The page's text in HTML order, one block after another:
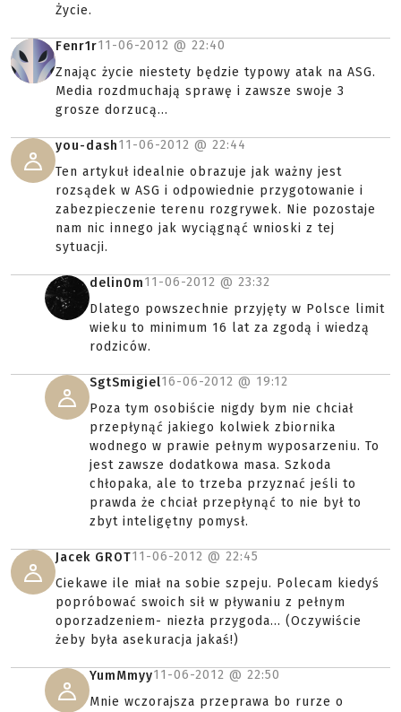
Życie.
Fenr1r11-06-2012 @ 22:40
Znając życie niestety będzie typowy atak na ASG.
Media rozdmuchają sprawę i zawsze swoje 3
grosze dorzucą...
you-dash11-06-2012 @ 22:44
Ten artykuł idealnie obrazuje jak ważny jest
rozsądek w ASG i odpowiednie przygotowanie i
zabezpieczenie terenu rozgrywek. Nie pozostaje
nam nic innego jak wyciągnąć wnioski z tej
sytuacji.
delin0m11-06-2012 @ 23:32
Dlatego powszechnie przyjęty w Polsce limit
wieku to minimum 16 lat za zgodą i wiedzą
rodziców.
SgtSmigiel16-06-2012 @ 19:12
Poza tym osobiście nigdy bym nie chciał
przepłynąć jakiego kolwiek zbiornika
wodnego w prawie pełnym wyposarzeniu. To
jest zawsze dodatkowa masa. Szkoda
chłopaka, ale to trzeba przyznać jeśli to
prawda że chciał przepłynąć to nie był to
zbyt inteligętny pomysł.
Jacek GROT11-06-2012 @ 22:45
Ciekawe ile miał na sobie szpeju. Polecam kiedyś
popróbować swoich sił w pływaniu z pełnym
oporzadzeniem- niezła przygoda... (Oczywiście
żeby była asekuracja jakaś!)
YumMmyy11-06-2012 @ 22:50
Mnie wczorajsza przeprawa bo rurze o